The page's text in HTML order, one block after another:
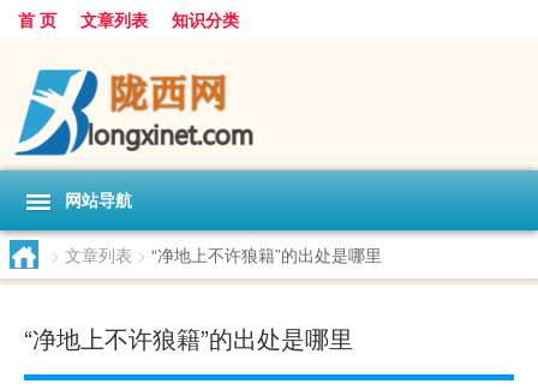
首 页 文章列表 知识分类
网站导航
> 文章列表 > “净地上不许狼籍”的出处是哪里
“净地上不许狼籍”的出处是哪里